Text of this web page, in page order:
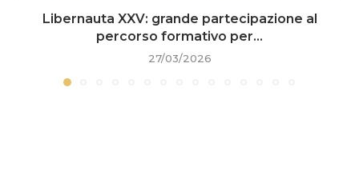
Libernauta XXV: grande partecipazione al
percorso formativo per...
27/03/2026